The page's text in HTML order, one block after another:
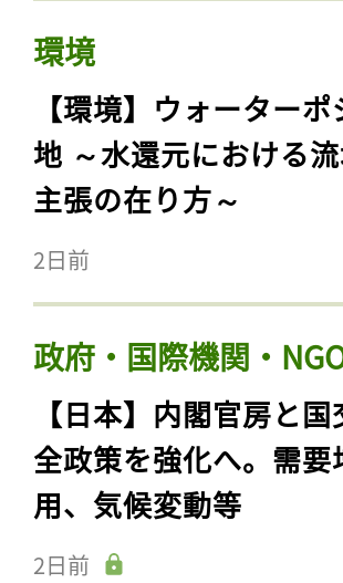
環境
【環境】ウォーター
地 ～水還元における
主張の在り方～
2日前
政府・国際機関・
【日本】内閣官房と
全政策を強化へ。需
用、気候変動等
2日前